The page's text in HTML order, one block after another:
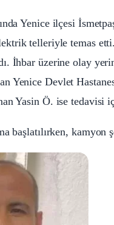
Yenice ilçesi
telleriyle temas
İhbar üzerine olay
Yenice Devlet
Yasin Ö. ise
başlatılırken, kamyon